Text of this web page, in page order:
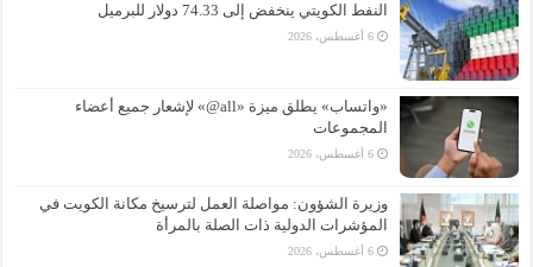
النفط الكويتي ينخفض إلى 74.33 دولار للبرميل
6 أغسطس، 2026
«واتساب» يطلق ميزة «all@» لإشعار جميع أعضاء
المجموعات
6 أغسطس، 2026
وزيرة الشؤون: مواصلة العمل لترسيخ مكانة الكويت في
المؤشرات الدولية ذات الصلة بالمرأة
6 أغسطس، 2026